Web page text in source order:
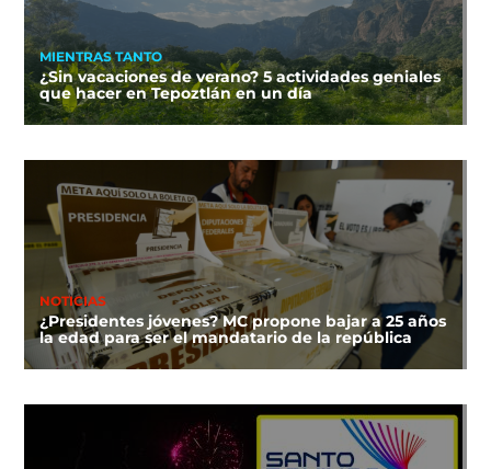
MIENTRAS TANTO
¿Sin vacaciones de verano? 5 actividades geniales
que hacer en Tepoztlán en un día
NOTICIAS
¿Presidentes jóvenes? MC propone bajar a 25 años
la edad para ser el mandatario de la república